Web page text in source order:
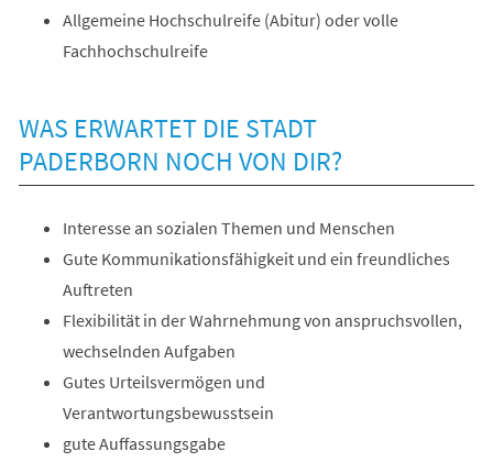
Allgemeine Hochschulreife (Abitur) oder volle
Fachhochschulreife
WAS ERWARTET DIE STADT
PADERBORN NOCH VON DIR?
Interesse an sozialen Themen und Menschen
Gute Kommunikationsfähigkeit und ein freundliches
Auftreten
Flexibilität in der Wahrnehmung von anspruchsvollen,
wechselnden Aufgaben
Gutes Urteilsvermögen und
Verantwortungsbewusstsein
gute Auffassungsgabe